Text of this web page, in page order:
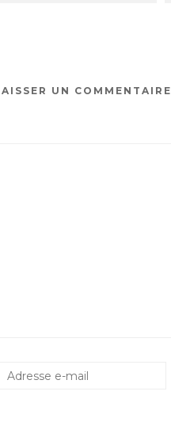
UN COMMENTAIRE